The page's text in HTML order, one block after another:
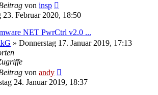
von insp
23. Februar 2020, 18:50
NET PwrCtrl v2.0 ...
» Donnerstag 17. Januar 2019, 17:13
von andy
24. Januar 2019, 18:37